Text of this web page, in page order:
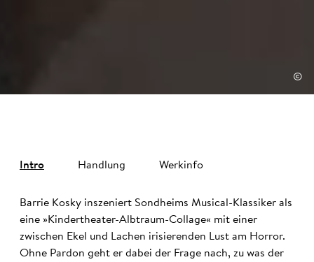
©
Intro Handlung Werkinfo
Barrie Kosky inszeniert Sondheims Musical-Klassiker als
eine »Kindertheater-Albtraum-Collage« mit einer
zwischen Ekel und Lachen irisierenden Lust am Horror.
Ohne Pardon geht er dabei der Frage nach, zu was der